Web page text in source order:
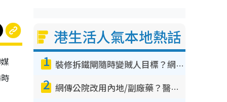
港生活人氣本地熱話
1 裝修拆鐵閘隨時變賊人目標？網民揭2大關鍵用途：裝新式等於白裝？附新舊鐵閘分別
2 網傳公院改用內地/副廠藥？醫生拆解正副廠分別 揭4類人換藥隨時出事